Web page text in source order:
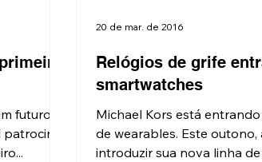
futuro
Relógios de grife
smartwatches
Michael Kors está
de wearables. Este outono,
introduzir sua nova linha de
20 de mar. de 2016